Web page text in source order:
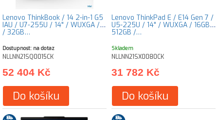
Lenovo ThinkBook / 14 2-in-1 G5
IAU / U7-255U / 14" / WUXGA / T
/ 32GB…
Dostupnost: na dotaz
NLLNN21SQ0015CK
52 404 Kč
Do košíku
Lenovo ThinkPad E / E14 Gen 7 /
U5-225U / 14" / WUXGA / 16GB /
512GB /…
Skladem
NLLNN21SX0080CK
31 782 Kč
Do košíku